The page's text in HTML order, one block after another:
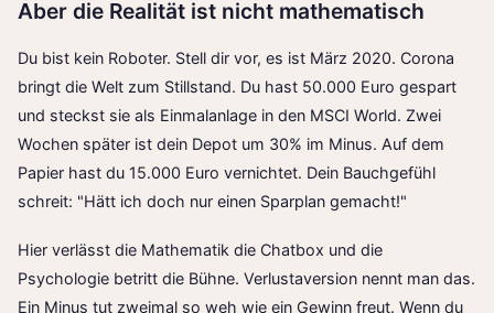
Aber die Realität ist nicht mathematisch
Du bist kein Roboter. Stell dir vor, es ist März 2020. Corona
bringt die Welt zum Stillstand. Du hast 50.000 Euro gespart
und steckst sie als Einmalanlage in den MSCI World. Zwei
Wochen später ist dein Depot um 30% im Minus. Auf dem
Papier hast du 15.000 Euro vernichtet. Dein Bauchgefühl
schreit: "Hätt ich doch nur einen Sparplan gemacht!"
Hier verlässt die Mathematik die Chatbox und die
Psychologie betritt die Bühne. Verlustaversion nennt man das.
Ein Minus tut zweimal so weh wie ein Gewinn freut. Wenn du